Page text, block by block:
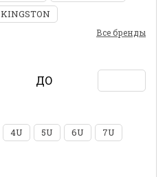
KINGSTON
Все бренды
ДО
4U 5U 6U
7U